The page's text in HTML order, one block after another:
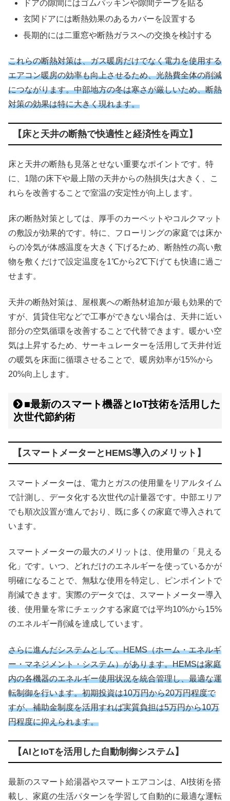
ドアの隙間にはゴムパッキンや隙間テープを貼る
玄関ドアには断熱効果のあるカバーを設置する
長期的には二重窓や断熱ガラスへの交換を検討する
これらの断熱対策は、ガス暖房だけでなく電力を使用する
エアコン暖房の効率も向上させるため、光熱費全体の削減
につながります。中部地方の冬は寒さが厳しいため、断熱
対策の効果は特に大きく現れます。
【床と天井の断熱で快適性と経済性を両立】
床と天井の断熱も見落とせない重要なポイントです。特
に、1階の床下や最上階の天井からの熱損失は大きく、こ
れらを改善することで室温の安定性が向上します。
床の断熱対策としては、厚手のカーペットやコルクマット
の敷設が効果的です。特に、フローリングの家庭では床か
らの冷気が体感温度を大きく下げるため、断熱性の高い敷
物を敷くだけで設定温度を1℃から2℃下げても快適に過ご
せます。
天井の断熱対策は、屋根裏への断熱材追加が最も効果的で
すが、賃貸住宅などで工事ができない場合は、天井に近い
部分の空気循環を改善することで代替できます。暖かい空
気は上昇するため、サーキュレーターを活用して天井付近
の暖気を床面に循環させることで、暖房効率が15%から
20%向上します。
■最新のスマート機器とIoT技術を活用した
次世代節約術
【スマートメーターとHEMS導入のメリット】
スマートメーターは、電力とガスの使用量をリアルタイム
で計測し、データ化する次世代の計量器です。中部エリア
でも順次設置が進んでおり、既に多くの家庭で導入されて
います。
スマートメーターの最大のメリットは、使用量の「見える
化」です。いつ、どれだけのエネルギーを使っているかが
明確になることで、無駄な使用を特定し、ピンポイントで
削減できます。実際のデータでは、スマートメーター導入
後、使用量を常にチェックする家庭では平均10%から15%
のエネルギー削減を達成しています。
さらに進んだシステムとして、HEMS（ホーム・エネルギ
ー・マネジメント・システム）があります。HEMSは家庭
内の各機器のエネルギー使用状況を統合管理し、最適な運
転制御を行います。初期投資は10万円から20万円程度で
すが、補助金制度を活用すれば実質負担は5万円から10万
円程度に抑えられます。
【AIとIoTを活用した自動制御システム】
最新のスマート給湯器やスマートエアコンは、AI技術を搭
載し、家庭の生活パターンを学習して自動的に最適な運転